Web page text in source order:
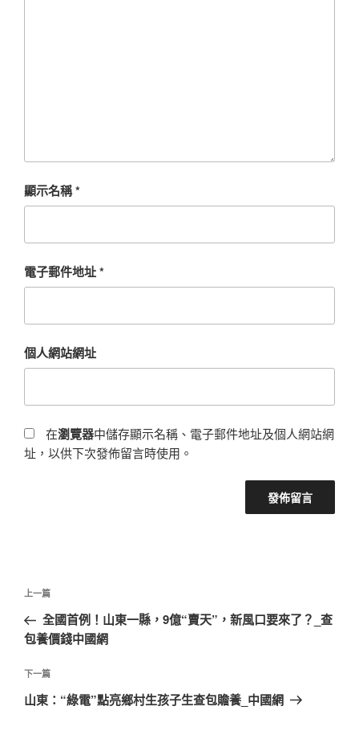
顯示名稱*
電子郵件地址*
個人網站網址
在瀏覽器中儲存顯示名稱、電子郵件地址及個人網站網
址，以供下次發佈留言時使用。
文
導
覽
上
一
篇
章
上一篇
全國首例！山東一縣，9億“賣天”，新風口要來了？_查
包養價錢中國網
下
一
下一篇
山東：“綠電”點亮鄉村生孩子生查包贍養_中國網